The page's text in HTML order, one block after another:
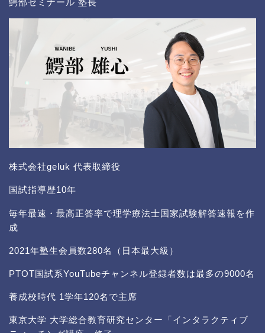
株式会社geluk 代表取締役
国試指導歴10年
毎年最速・最高正答率で理学療法士国家試験解答速報を作
成
2021年塾生会員数280名（日本最大級）
PTOT国試系YouTubeチャンネル登録者数は最多の9000名
養成校時代 1学年120名で主席
東京大学 大学総合教育研究センター「インタラクティブ